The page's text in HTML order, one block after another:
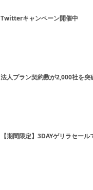
Twitterキャンペーン開催中
法人プラン契約数が2,000社を突
【期間限定】3DAYゲリラセール